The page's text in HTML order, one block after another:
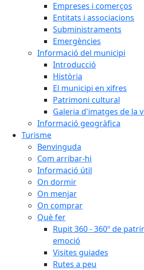
Empreses i comerços
Entitats i associacions
Subministraments
Emergències
Informació del municipi
Introducció
Història
El municipi en xifres
Patrimoni cultural
Galeria d'imatges de la
Informació geogràfica
Turisme
Benvinguda
Com arribar-hi
Informació útil
On dormir
On menjar
On comprar
Què fer
Rupit 360 - 360º de
emoció
Visites guiades
Rutes a peu